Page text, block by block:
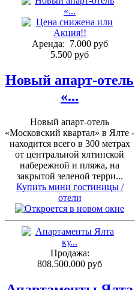
Аренда: 7.000 руб
5.500 руб
Новый апарт-отель
«...
Новый апарт-отель
«Московский квартал» в Ялте -
находится всего в 300 метрах
от центральной ялтинской
набережной и пляжа, на
закрытой зеленой терри...
Купить мини гостиницы /
отели
Продажа:
808.500.000 руб